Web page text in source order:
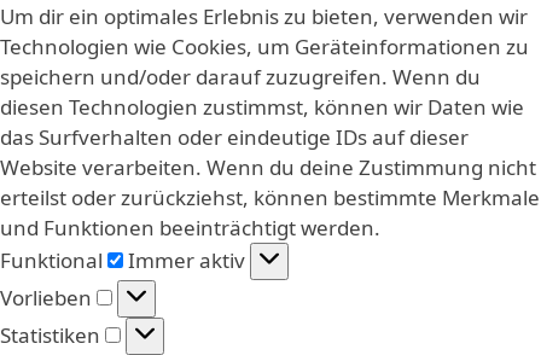
Um dir ein optimales Erlebnis zu bieten, verwenden wir
Technologien wie Cookies, um Geräteinformationen zu
speichern und/oder darauf zuzugreifen. Wenn du
diesen Technologien zustimmst, können wir Daten wie
das Surfverhalten oder eindeutige IDs auf dieser
Website verarbeiten. Wenn du deine Zustimmung nicht
erteilst oder zurückziehst, können bestimmte Merkmale
und Funktionen beeinträchtigt werden.
Funktional
Funktional
Immer aktiv
Vorlieben
Vorlieben
Statistiken
Statistiken